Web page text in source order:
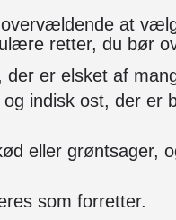
at
retter, du bør
er elsket af
indisk ost, der er
eller grøntsager,
som forretter.